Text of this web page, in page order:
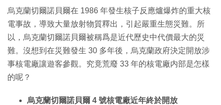
烏克蘭切爾諾貝爾在 1986 年發生核子反應爐爆炸的重大核
電事故，導致大量放射物質釋出，引起嚴重生態災難。所
以，烏克蘭切爾諾貝爾被稱爲是近代歷史中代價最大的災
難。沒想到在災難發生 30 多年後，烏克蘭政府決定開放涉
事核電廠讓遊客參觀。究竟荒廢 33 年的核電廠内部是怎樣
的呢？
烏克蘭切爾諾貝爾 4 號核電廠近年終於開放